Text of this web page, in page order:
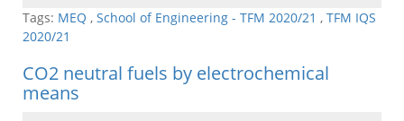
Tags: MEQ , School of Engineering - TFM 2020/21 , TFM IQS
2020/21
CO2 neutral fuels by electrochemical
means